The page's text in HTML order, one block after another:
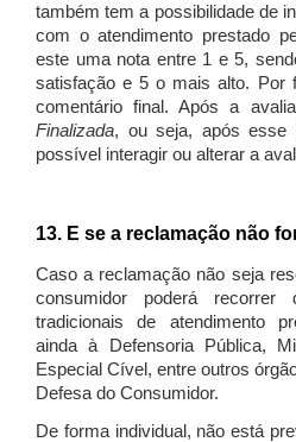
também tem a possibilidade de
com o atendimento prestado
este uma nota entre 1 e 5,
satisfação e 5 o mais alto. Por
comentário final. Após a
Finalizada, ou seja, após esse
possível interagir ou alterar a
13. E se a reclamação não
Caso a reclamação não seja
consumidor poderá recorrer
tradicionais de atendimento
ainda à Defensoria Pública,
Especial Cível, entre outros
Defesa do Consumidor.
De forma individual, não está